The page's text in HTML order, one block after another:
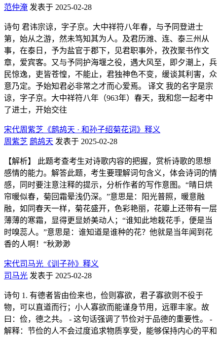
范仲淹 发表于 2025-02-28
诗句 君讳宗谅，字子京。大中祥符八年春，与予同登进士
第，始从之游，然未笃知其为人。及君历潍、连、泰三州从
事，在泰日，予为盐官于郡下，见君职事外，孜孜聚书作文
章，爱宾客。又与予同护海堰之役，遇大风至，即夕潮上，兵
民惊逸，吏皆苍惶，不能止，君独神色不变，缓谈其利害，众
意乃定。予始知君必非常之才而心爱焉。 译文 我的名字是宗
谅，字子京。大中祥符八年（963年）春天，我和您一起考中
了进士，开始交往
宋代周紫芝《鹧鸪天 · 和孙子绍菊花词》释义
周紫芝 鹧鸪天 发表于 2025-02-28
【解析】 此题考查考生对诗歌内容的把握，赏析诗歌的思想
感情的能力。解答此题，考生要理解词句含义，体会诗词的情
感，同时要注意注释的提示，分析作者的写作意图。“晴日烘
帘暖似春，菊回霜晕浅仍深。”意思是：阳光普照，暖意融
融，如同春天一样，菊花盛开，色彩艳丽，花瓣上还带有一层
薄薄的寒霜，显得更显娇美动人；“谁知此地栽花手，便是当
时嗅蕊人。”意思是：谁知道是谁种的花？他就是当年闻到花
香的人啊！“秋渺渺
宋代司马光《训子孙》释义
司马光 发表于 2025-02-28
诗句 1. 有德者皆由俭来也，俭则寡欲，君子寡欲则不役于
物，可以直道而行；小人寡欲而能谨身节用，远罪丰家。故
曰：俭，德之共。 - 这句话强调了节俭对于品德的重要性。 -
解释：节俭的人不会过度追求物质享受，能够保持内心的平和